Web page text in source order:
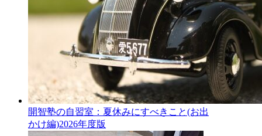
開智塾の自習室：夏休みにすべきこと(お出
かけ編)2026年度版